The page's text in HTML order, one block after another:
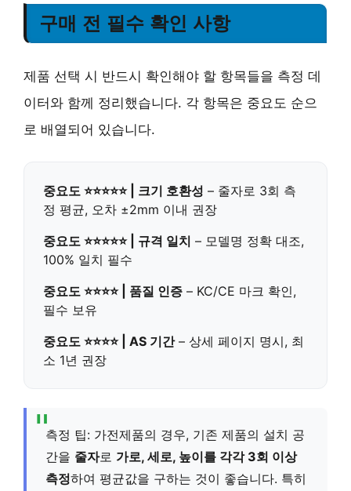
구매 전 필수 확인 사항
제품 선택 시 반드시 확인해야 할 항목들을 측정 데
이터와 함께 정리했습니다. 각 항목은 중요도 순으
로 배열되어 있습니다.
중요도 ⭐⭐⭐⭐⭐ | 크기 호환성 – 줄자로 3회 측
정 평균, 오차 ±2mm 이내 권장
중요도 ⭐⭐⭐⭐⭐ | 규격 일치 – 모델명 정확 대조,
100% 일치 필수
중요도 ⭐⭐⭐⭐ | 품질 인증 – KC/CE 마크 확인,
필수 보유
중요도 ⭐⭐⭐⭐ | AS 기간– 상세 페이지 명시, 최
소 1년 권장
측정 팁: 가전제품의 경우, 기존 제품의 설치 공
간을 줄자로 가로, 세로, 높이를 각각 3회 이상
측정하여 평균값을 구하는 것이 좋습니다. 특히